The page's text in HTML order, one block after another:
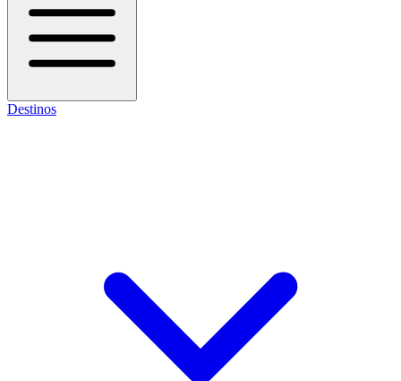
Destinos